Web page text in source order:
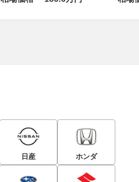
日産 ホンダ